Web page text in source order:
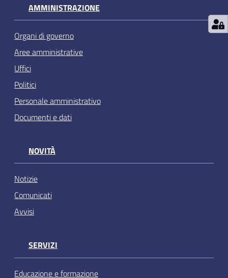
AMMINISTRAZIONE
Organi di governo
Aree amministrative
Uffici
Politici
Personale amministrativo
Documenti e dati
NOVITÀ
Notizie
Comunicati
Avvisi
SERVIZI
Educazione e formazione